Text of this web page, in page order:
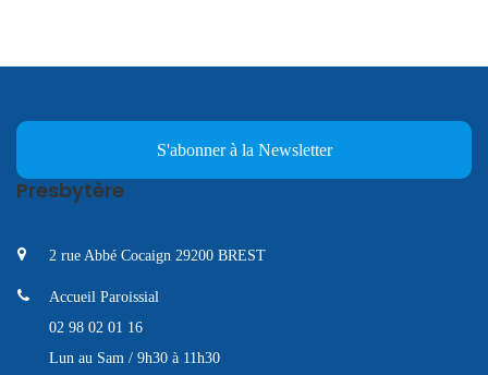
S'abonner à la Newsletter
Presbytère
2 rue Abbé Cocaign 29200 BREST
Accueil Paroissial
02 98 02 01 16
Lun au Sam / 9h30 à 11h30